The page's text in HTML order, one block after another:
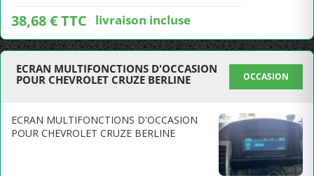
38,68 € TTC livraison incluse
ECRAN MULTIFONCTIONS D'OCCASION
POUR CHEVROLET CRUZE BERLINE
OCCASION
ECRAN MULTIFONCTIONS D'OCCASION
POUR CHEVROLET CRUZE BERLINE